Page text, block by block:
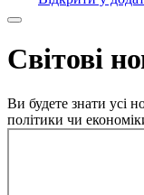
Світові
Ви будете знати усі
політики чи